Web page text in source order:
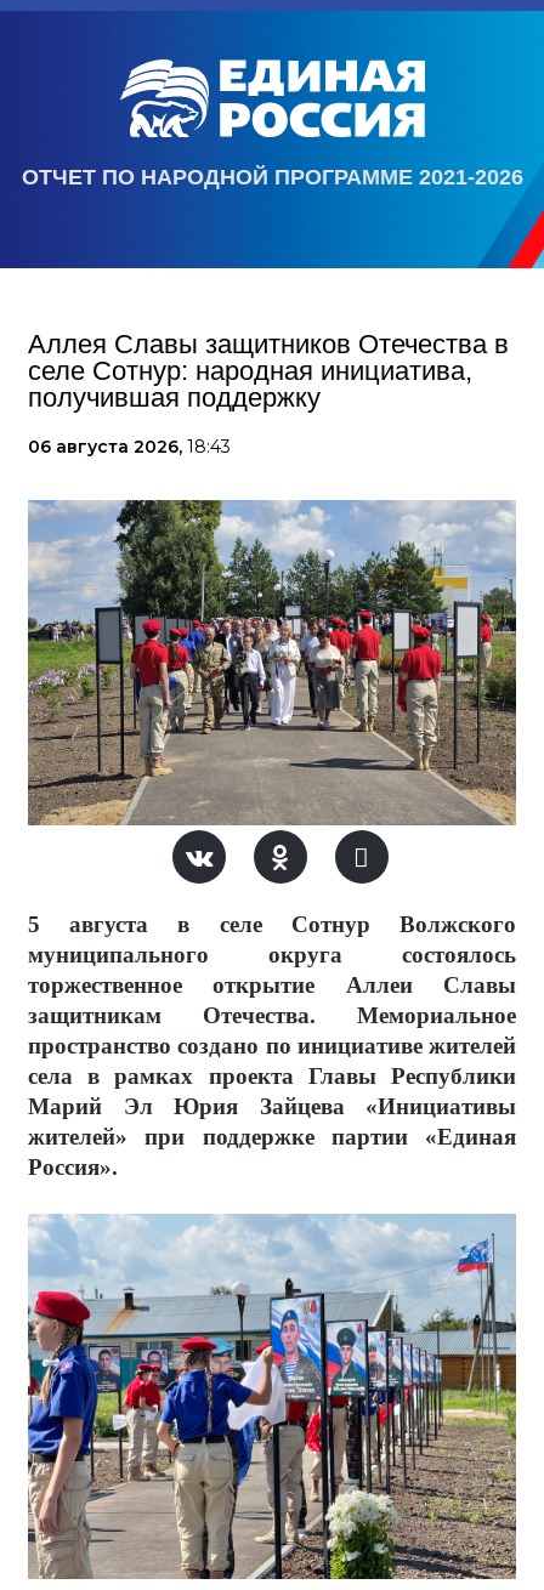
ОТЧЕТ ПО НАРОДНОЙ ПРОГРАММЕ 2021-2026
Аллея Славы защитников Отечества в
селе Сотнур: народная инициатива,
получившая поддержку
06 августа 2026, 18:43
5 августа в селе Сотнур Волжского
муниципального округа состоялось
торжественное открытие Аллеи Славы
защитникам Отечества. Мемориальное
пространство создано по инициативе жителей
села в рамках проекта Главы Республики
Марий Эл Юрия Зайцева «Инициативы
жителей» при поддержке партии «Единая
Россия».